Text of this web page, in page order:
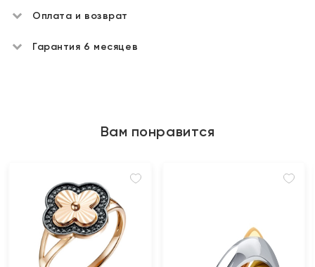
Оплата и возврат
Гарантия 6 месяцев
Вам понравится